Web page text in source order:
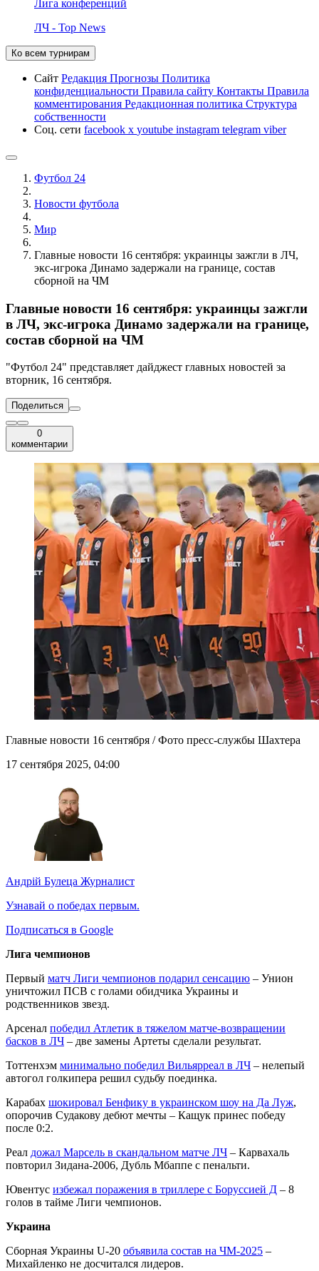
Лига конференций
ЛЧ - Top News
Ко всем турнирам
Сайт Редакция Прогнозы Политика
конфиденциальности Правила сайту Контакты Правила
комментирования Редакционная политика Структура
собственности
Соц. сети facebook x youtube instagram telegram viber
Футбол 24
Новости футбола
Мир
Главные новости 16 сентября: украинцы зажгли в ЛЧ,
экс-игрока Динамо задержали на границе, состав
сборной на ЧМ
Главные новости 16 сентября: украинцы зажгли
в ЛЧ, экс-игрока Динамо задержали на границе,
состав сборной на ЧМ
"Футбол 24" представляет дайджест главных новостей за
вторник, 16 сентября.
Поделиться
0
комментарии
Главные новости 16 сентября / Фото пресс-службы Шахтера
17 сентября 2025, 04:00
Андрій Булеца Журналист
Узнавай о победах первым.
Подписаться в Google
Лига чемпионов
Первый матч Лиги чемпионов подарил сенсацию – Унион
уничтожил ПСВ с голами обидчика Украины и
родственников звезд.
Арсенал победил Атлетик в тяжелом матче-возвращении
басков в ЛЧ – две замены Артеты сделали результат.
Тоттенхэм минимально победил Вильярреал в ЛЧ – нелепый
автогол голкипера решил судьбу поединка.
Карабах шокировал Бенфику в украинском шоу на Да Луж,
опорочив Судакову дебют мечты – Кащук принес победу
после 0:2.
Реал дожал Марсель в скандальном матче ЛЧ – Карвахаль
повторил Зидана-2006, Дубль Мбаппе с пенальти.
Ювентус избежал поражения в триллере с Боруссией Д – 8
голов в тайме Лиги чемпионов.
Украина
Сборная Украины U-20 объявила состав на ЧМ-2025 –
Михайленко не досчитался лидеров.